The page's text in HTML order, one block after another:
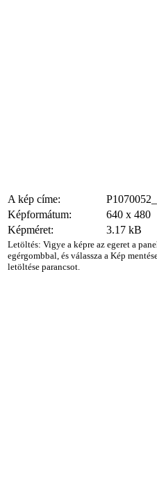
A kép címe:
Képformátum:
640 x 480
Képméret:
3.17 kB
Letöltés: Vigye a képre az egeret a
egérgombbal, és válassza a Kép
letöltése parancsot.